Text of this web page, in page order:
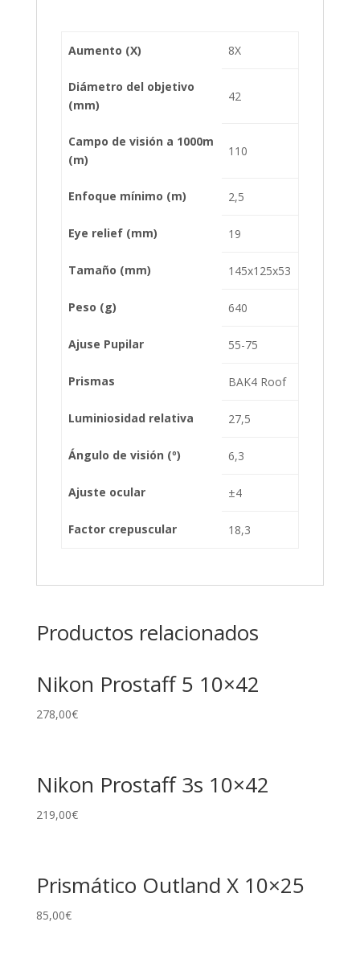
Aumento (X) 8X
Diámetro del objetivo
(mm)
42
Campo de visión a 1000m
(m)
110
Enfoque mínimo (m) 2,5
Eye relief (mm) 19
Tamaño (mm) 145x125x53
Peso (g) 640
Ajuse Pupilar 55-75
Prismas BAK4 Roof
Luminiosidad relativa 27,5
Ángulo de visión (º) 6,3
Ajuste ocular ±4
Factor crepuscular 18,3
Productos relacionados
Nikon Prostaff 5 10×42
278,00€
Nikon Prostaff 3s 10×42
219,00€
Prismático Outland X 10×25
85,00€